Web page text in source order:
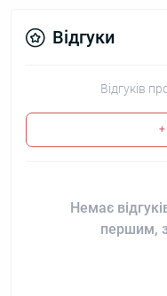
Відгуки
Відгуків
+
Немає
першим,